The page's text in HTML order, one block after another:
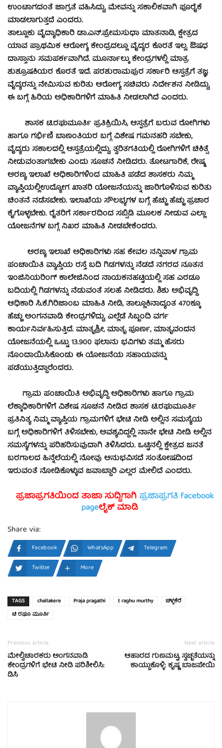
ಉಂಟಾಗದಂತೆ ಜಾಗ್ರತೆ ವಹಿಸಿದ್ದು, ಮೇವನ್ನು ಸಕಾಲಿಕವಾಗಿ ಪೂರೈಕೆ
ಮಾಡಲಾಗುತ್ತದೆ ಎಂದರು.
ತಾಲ್ಲೂಕು ವೈದ್ಯಾಧಿಕಾರಿ ಡಾ.ಎನ್.ಪ್ರೇಮಸುಧಾ ಮಾತನಾಡಿ, ಕ್ಷೇತ್ರದ
ಯಾವ ಪ್ರಾಥಮಿಕ ಆರೋಗ್ಯ ಕೇಂದ್ರದಲ್ಲೂ ವೈದ್ಯರ ಕೊರತೆ ಇಲ್ಲ. ಔಷಧ
ದಾಸ್ತಾನು ಸಮಪರ್ಕವಾಗಿದೆ. ಮೂರ್ನಾಲ್ಕು ಕೇಂದ್ರಗಳಲ್ಲಿ ಮಾತ್ರ
ಶುಶ್ರೂಷಕಿಯರ ಕೊರತೆ ಇದೆ. ಪರಶುರಾಮಪುರ ಸರ್ಕಾರಿ ಆಸ್ಪತ್ರೆಗೆ ತಜ್ಞ
ವೈದ್ಯರನ್ನು ನೇಮಿಸುವ ಕುರಿತು ಆರೋಗ್ಯ ಸಚಿವರು ನಿರ್ದೇಶನ ನೀಡಿದ್ದು,
ಈ ಬಗ್ಗೆ ಹಿರಿಯ ಅಧಿಕಾರಿಗಳಿಗೆ ಮಾಹಿತಿ ನೀಡಲಾಗಿದೆ ಎಂದರು.
ಶಾಸಕ ಟಿ.ರಘುಮೂರ್ತಿ ಪ್ರತಿಕ್ರಿಯಿಸಿ, ಆಸ್ಪತ್ರೆಗೆ ಬರುವ ರೋಗಿಗಳು
ಹಾಗೂ ಗರ್ಭಿಣಿ ಬಾಣಂತಿಯರ ಬಗ್ಗೆ ವಿಶೇಷ ಗಮನಹರಿ ಸಬೇಕು,
ವೈದ್ಯರು ಸಕಾಲದಲ್ಲಿ ಆಸ್ಪತ್ರೆಯಲ್ಲಿದ್ದು, ತ್ವರಿತಗತಿಯಲ್ಲಿ ರೋಗಿಗಳಿಗೆ ಚಿಕಿತ್ಸೆ
ನೀಡುವಂತಾಗಬೇಕು ಎಂದು ಸೂಚನೆ ನೀಡಿದರು. ತೋಟಗಾರಿಕೆ, ರೇಷ್ಮ,
ಅರಣ್ಯ ಇಲಾಖೆ ಅಧಿಕಾರಿಗಳಿಂದ ಮಾಹಿತಿ ಪಡೆದ ಶಾಸಕರು ನಿಮ್ಮ
ವ್ಯಾಪ್ತಿಯಲ್ಲಿಉದ್ಯೋಗ ಖಾತರಿ ಯೋಜನೆಯನ್ನು ಜಾರಿಗೊಳಿಸುವ ಕುರಿತು
ಚಿಂತನೆ ನಡೆಸಬೇಕು. ಇಲಾಖೆಯ ಸೌಲಭ್ಯಗಳ ಬಗ್ಗೆ ಹೆಚ್ಚು ಹೆಚ್ಚು ಪ್ರಚಾರ
ಕೈಗೊಳ್ಳಬೇಕು. ರೈತರಿಗೆ ಸರ್ಕಾರದಿಂದ ಸಬ್ಸಿಡಿ ಮೂಲಕ ನೀಡುವ ಎಲ್ಲಾ
ಯೋಜನೆಗಳ ಬಗ್ಗೆ ನಿಖರ ಮಾಹಿತಿ ನೀಡಬೇಕೆಂದರು.
ಅರಣ್ಯ ಇಲಾಖೆ ಅಧಿಕಾರಿಗಳು ಸಹ ಕೇವಲ ನನ್ನಿವಾಳ ಗ್ರಾಮ
ಪಂಚಾಯಿತಿ ವ್ಯಾಪ್ತಿಯ ರಸ್ತೆ ಬದಿ ಗಿಡಗಳನ್ನು ನೆಡದೆ ನಗರದ ನೂತನ
ಇಂಜಿನಿಯರಿಂಗ್ ಕಾಲೇಜಿನಿಂದ ನಾಯಕನಹಟ್ಟಿಯಲ್ಲಿ ಸಹ ಎರಡೂ
ಬದಿಯಲ್ಲಿ ಗಿಡಗಳನ್ನು ನೆಡುವಂತೆ ಸಲಹೆ ನೀಡಿದರು. ಶಿಶು ಅಭಿವೃದ್ಧಿ
ಆಧಿಕಾರಿ ಸಿ.ಕೆ.ಗಿರಿಜಾಂಬ ಮಾಹಿತಿ ನೀಡಿ, ತಾಲ್ಲೂಕಿನಾದ್ಯಂತ 470ಕ್ಕೂ
ಹೆಚ್ಚು ಅಂಗನವಾಡಿ ಕೇಂದ್ರಗಳಿದ್ದು, ಎಲ್ಲೆಡೆ ಸಿಬ್ಬಂದಿ ವರ್ಗ
ಕಾರ್ಯನಿರ್ವಹಿಸುತ್ತಿದೆ. ಮಾತೃಶ್ರೀ, ಮಾತೃ ಪೂರ್ಣ, ಮಾತೃವಂದನ
ಯೋಜನೆಯಲ್ಲಿ ಒಟ್ಟು 13.900 ಫಲಾನು ಭವಿಗಳು ತಮ್ಮ ಹೆಸರು
ನೊಂದಾಯಿಸಿಕೊಂಡು ಈ ಯೋಜನೆಯ ಸಹಾಯವನ್ನು
ಪಡೆಯುತ್ತಿದ್ಧಾರೆಂದರು.
ಗ್ರಾಮ ಪಂಚಾಯಿತಿ ಅಭಿವೃದ್ಧಿ ಅಧಿಕಾರಿಗಳು ಹಾಗೂ ಗ್ರಾಮ
ಲೆಕ್ಕಾಧಿಕಾರಿಗಳಿಗೆ ವಿಶೇಷ ಸೂಚನೆ ನೀಡಿದ ಶಾಸಕ ಟಿ.ರಘುಮೂರ್ತಿ
ಪ್ರತಿನಿತ್ಯ ನಿಮ್ಮ ವ್ಯಾಪ್ತಿಯ ಗ್ರಾಮಗಳಿಗೆ ಭೇಟಿ ನೀಡಿ ಅಲ್ಲಿನ ಸಮಸ್ಯೆಯ
ಬಗ್ಗೆ ಅಧಿಕಾರಿಗಳಿಗೆ ತಿಳಿಸಬೇಕು, ಅವಶ್ಯವಿದ್ದಲ್ಲಿ ನಾನೇ ಭೇಟಿ ನೀಡಿ ಅಲ್ಲಿನ
ಸಮಸ್ಯೆಗಳನ್ನು ಪರಿಹರಿಸುವುದಾಗಿ ತಿಳಿಸಿದರು. ಒಟ್ಟಿನಲ್ಲಿ ಕ್ಷೇತ್ರದ ಜನತೆ
ಬರಗಾಲದ ಹಿನ್ನೆಲೆಯಲ್ಲಿ ನೋವು ಅನುಭವಿಸದೆ ಸಂತೋಷದಿಂದ
ಇರುವಂತೆ ನೋಡಿಕೊಳ್ಳುವ ಜವಾಬ್ದಾರಿ ಎಲ್ಲರ ಮೇಲಿದೆ ಎಂದರು.
ಪ್ರಜಾಪ್ರಗತಿಯಿಂದ ತಾಜಾ ಸುದ್ದಿಗಾಗಿ ಪ್ರಜಾಪ್ರಗತಿ facebook
pageಲೈಕ್ ಮಾಡಿ
Share via:
Facebook WhatsApp
Telegram
Twitter
More
TAGS challakere Praja pragathi t raghu murthy
ಚಳ್ಳಕೆರೆ
ಟಿ ರಘೂ ಮೂರ್ತಿ
Previous article
ಮೇಲ್ವಿಚಾರಕರು ಅಂಗನವಾಡಿ
ಕೇಂದ್ರಗಳಿಗೆ ಭೇಟಿ ನೀಡಿ ಪರಿಶೀಲಿಸಿ:
ಡಿಸಿ
Next article
ಆಹಾರದ ಗುಣಮಟ್ಟ, ಸ್ವಚ್ಛತೆಯನ್ನು
ಕಾಯ್ದುಕೊಳ್ಳಿ: ಕೃಷ್ಣ ಬಾಜಪೇಯಿ